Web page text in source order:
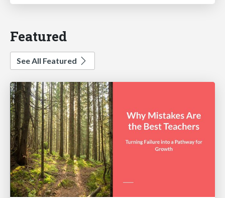
Featured
See All Featured